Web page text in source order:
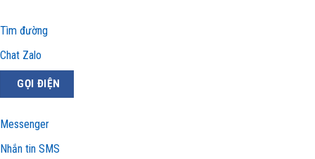
Tìm đường
Chat Zalo
GỌI ĐIỆN
Messenger
Nhắn tin SMS